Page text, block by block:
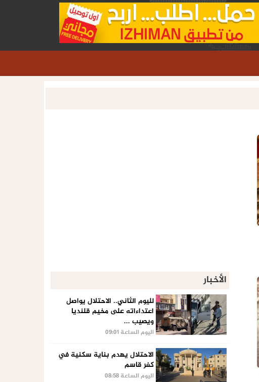
الأخبار
لليوم الثاني.. الاحتلال يواصل
اعتداءاته على مخيم قلنديا
ويصيب ...
اليوم الساعة 09:01
الاحتلال يهدم بناية سكنية في
كفر قاسم
اليوم الساعة 08:58